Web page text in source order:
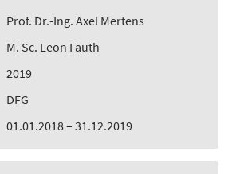
Prof. Dr.-Ing. Axel Mertens
M. Sc. Leon Fauth
2019
DFG
01.01.2018 – 31.12.2019